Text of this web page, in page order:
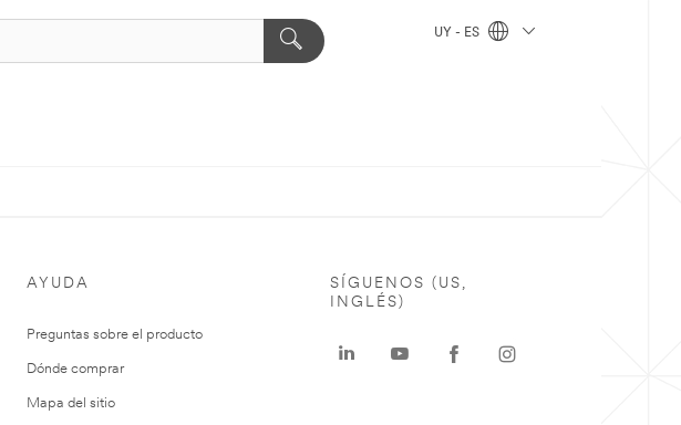
UY - ES
AYUDA
Preguntas sobre el producto
Dónde comprar
Mapa del sitio
SÍGUENOS (US,
INGLÉS)